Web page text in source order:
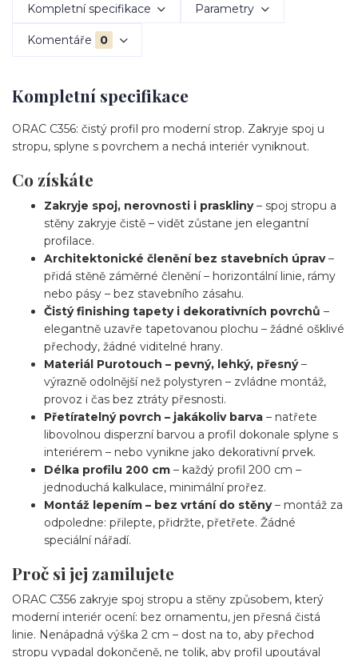
Kompletní specifikace Parametry
Komentáře 0
Kompletní specifikace
ORAC C356: čistý profil pro moderní strop. Zakryje spoj u
stropu, splyne s povrchem a nechá interiér vyniknout.
Co získáte
Zakryje spoj, nerovnosti i praskliny– spoj stropu a
stěny zakryje čistě – vidět zůstane jen elegantní
profilace.
Architektonické členění bez stavebních úprav–
přidá stěně záměrné členění – horizontální linie, rámy
nebo pásy – bez stavebního zásahu.
Čistý finishing tapety i dekorativních povrchů –
elegantně uzavře tapetovanou plochu – žádné ošklivé
přechody, žádné viditelné hrany.
Materiál Purotouch – pevný, lehký, přesný–
výrazně odolnější než polystyren – zvládne montáž,
provoz i čas bez ztráty přesnosti.
Přetíratelný povrch – jakákoliv barva – natřete
libovolnou disperzní barvou a profil dokonale splyne s
interiérem – nebo vynikne jako dekorativní prvek.
Délka profilu 200 cm – každý profil 200 cm –
jednoduchá kalkulace, minimální prořez.
Montáž lepením – bez vrtání do stěny– montáž za
odpoledne: přilepte, přidržte, přetřete. Žádné
speciální nářadí.
Proč si jej zamilujete
ORAC C356 zakryje spoj stropu a stěny způsobem, který
moderní interiér ocení: bez ornamentu, jen přesná čistá
linie. Nenápadná výška 2 cm – dost na to, aby přechod
stropu vypadal dokončeně, ne tolik, aby profil upoutával